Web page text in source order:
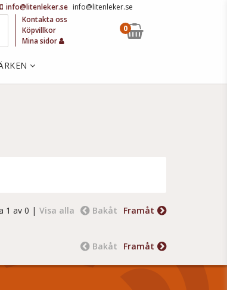
Framåt
Bakåt
Visa alla
1 av 0 |
Framåt
Bakåt
info@litenleker.se info@litenleker.se
Kontakta oss
Köpvillkor
Mina sidor
0